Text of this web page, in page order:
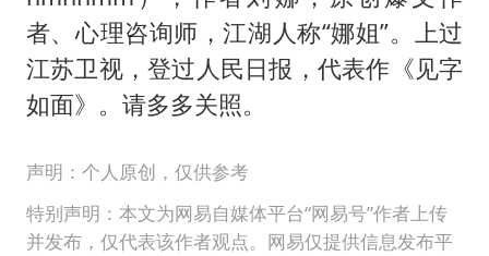
者、心理咨询师，江湖人称“娜姐”。上过
江苏卫视，登过人民日报，代表作《见字
如面》。请多多关照。
声明：个人原创，仅供参考
特别声明：本文为网易自媒体平台“网易号”作者上传
并发布，仅代表该作者观点。网易仅提供信息发布平